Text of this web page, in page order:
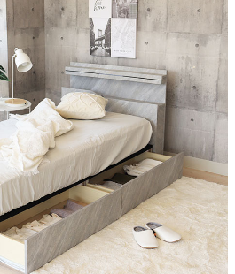
引き出し2杯
5/198ｘ55ｘ26.5/98ｘ52ｘ8(cm)
もしくはスプリングの入ったマット